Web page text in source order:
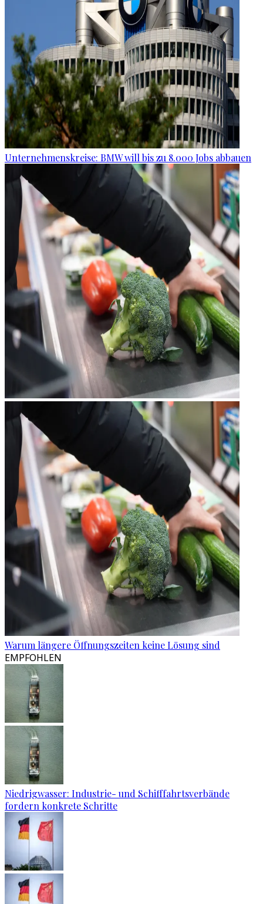
Unternehmenskreise: BMW will bis zu 8.000 Jobs abbauen
Warum längere Öffnungszeiten keine Lösung sind
EMPFOHLEN
Niedrigwasser: Industrie- und Schifffahrtsverbände
fordern konkrete Schritte